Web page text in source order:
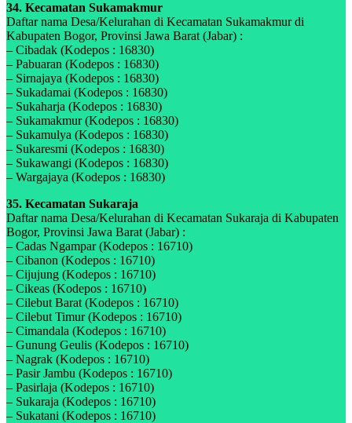
34. Kecamatan Sukamakmur
Daftar nama Desa/Kelurahan di Kecamatan Sukamakmur di
Kabupaten Bogor, Provinsi Jawa Barat (Jabar) :
– Cibadak (Kodepos : 16830)
– Pabuaran (Kodepos : 16830)
– Sirnajaya (Kodepos : 16830)
– Sukadamai (Kodepos : 16830)
– Sukaharja (Kodepos : 16830)
– Sukamakmur (Kodepos : 16830)
– Sukamulya (Kodepos : 16830)
– Sukaresmi (Kodepos : 16830)
– Sukawangi (Kodepos : 16830)
– Wargajaya (Kodepos : 16830)
35. Kecamatan Sukaraja
Daftar nama Desa/Kelurahan di Kecamatan Sukaraja di Kabupaten
Bogor, Provinsi Jawa Barat (Jabar) :
– Cadas Ngampar (Kodepos : 16710)
– Cibanon (Kodepos : 16710)
– Cijujung (Kodepos : 16710)
– Cikeas (Kodepos : 16710)
– Cilebut Barat (Kodepos : 16710)
– Cilebut Timur (Kodepos : 16710)
– Cimandala (Kodepos : 16710)
– Gunung Geulis (Kodepos : 16710)
– Nagrak (Kodepos : 16710)
– Pasir Jambu (Kodepos : 16710)
– Pasirlaja (Kodepos : 16710)
– Sukaraja (Kodepos : 16710)
– Sukatani (Kodepos : 16710)